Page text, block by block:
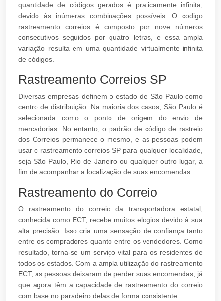
quantidade de códigos gerados é praticamente infinita,
devido às inúmeras combinações possíveis. O codigo
rastreamento correios é composto por nove números
consecutivos seguidos por quatro letras, e essa ampla
variação resulta em uma quantidade virtualmente infinita
de códigos.
Rastreamento Correios SP
Diversas empresas definem o estado de São Paulo como
centro de distribuição. Na maioria dos casos, São Paulo é
selecionada como o ponto de origem do envio de
mercadorias. No entanto, o padrão de código de rastreio
dos Correios permanece o mesmo, e as pessoas podem
usar o rastreamento correios SP para qualquer localidade,
seja São Paulo, Rio de Janeiro ou qualquer outro lugar, a
fim de acompanhar a localização de suas encomendas.
Rastreamento do Correio
O rastreamento do correio da transportadora estatal,
conhecida como ECT, recebe muitos elogios devido à sua
alta precisão. Isso cria uma sensação de confiança tanto
entre os compradores quanto entre os vendedores. Como
resultado, torna-se um serviço vital para os residentes de
todos os estados. Com a ampla utilização do rastreamento
ECT, as pessoas deixaram de perder suas encomendas, já
que agora têm a capacidade de rastreamento do correio
com base no paradeiro delas de forma consistente.